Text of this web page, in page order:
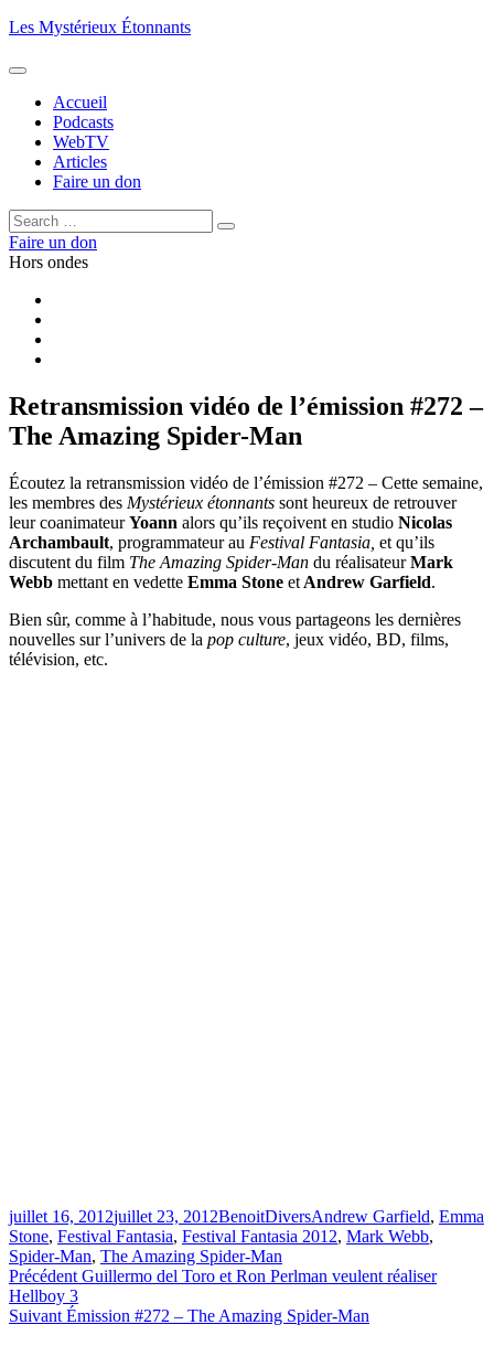
Aller
contenu
Les Mystérieux Étonnants
Accueil
Podcasts
WebTV
Articles
Faire un don
Rechercher :
Rechercher
Faire un don
Hors ondes
Retransmission vidéo de l’émission #272 –
The Amazing Spider-Man
Écoutez la retransmission vidéo de l’émission #272 – Cette semaine,
les membres des Mystérieux étonnants sont heureux de retrouver
leur coanimateurYoann alors qu’ils reçoivent en studio Nicolas
Archambault, programmateur au Festival Fantasia, et qu’ils
discutent du film The Amazing Spider-Man du réalisateurMark
Webb mettant en vedette Emma Stone et Andrew Garfield.
Bien sûr, comme à l’habitude, nous vous partageons les dernières
nouvelles sur l’univers de la pop culture, jeux vidéo, BD, films,
télévision, etc.
Publié
le
juillet 16, 2012juillet 23, 2012BenoitCatégories
DiversÉtiquettes
Andrew Garfield, Emma
Stone, Festival Fantasia, Festival Fantasia 2012, Mark Webb,
Spider-Man, The Amazing Spider-Man
Navigation
de
Précédent Article
Guillermo del Toro et Ron Perlman veulent réaliser
Hellboy 3
Suivant Article
Émission #272 – The Amazing Spider-Man